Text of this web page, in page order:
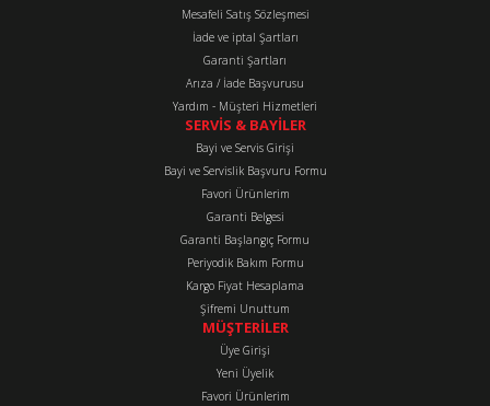
Ürün fiyatı diğer sitelerden daha pahalı.
Bu ürüne benzer farklı alternatifler olmalı.
Gönder
Mesafeli Satış Sözleşmesi
İade ve iptal Şartları
Garanti Şartları
Arıza / İade Başvurusu
Yardım - Müşteri Hizmetleri
SERVİS & BAYİLER
Bayi ve Servis Girişi
Bayi ve Servislik Başvuru Formu
Favori Ürünlerim
Garanti Belgesi
Garanti Başlangıç Formu
Periyodik Bakım Formu
Kargo Fiyat Hesaplama
Şifremi Unuttum
MÜŞTERİLER
Üye Girişi
Yeni Üyelik
Favori Ürünlerim